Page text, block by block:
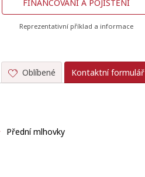
FINANCOVÁNÍ A POJIŠTĚNÍ
Reprezentativní příklad a informace
Kontaktní formulář
Oblíbené
Přední mlhovky